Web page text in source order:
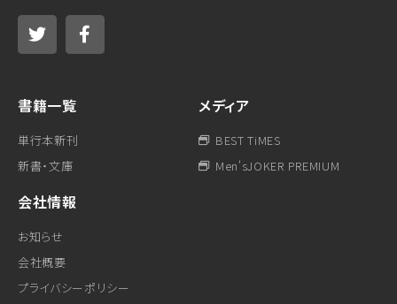
書籍一覧
単行本新刊
新書・文庫
メディア
BEST TiMES
Men'sJOKER PREMIUM
会社情報
お知らせ
会社概要
プライバシーポリシー